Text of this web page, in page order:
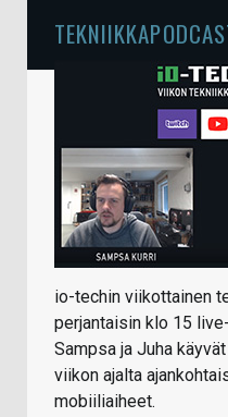
io-techin viikottainen
perjantaisin klo 15
Sampsa ja Juha
viikon ajalta
mobiiliaiheet.